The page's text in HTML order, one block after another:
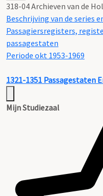
318-04 Archieven van de
Beschrijving van de series
Passagiersregisters,
passagestaten
Periode okt 1953-1969
1321-1351 Passagestaten
Mijn Studiezaal